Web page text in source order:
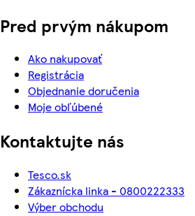
Pred prvým nákupom
Ako nakupovať
Registrácia
Objednanie doručenia
Moje obľúbené
Kontaktujte nás
Tesco.sk
Zákaznícka linka - 0800222333
Výber obchodu